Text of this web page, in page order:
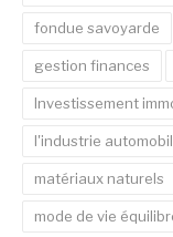
fondue savoyarde
gestion finances
Investissement
l'industrie
matériaux naturels
mode de vie